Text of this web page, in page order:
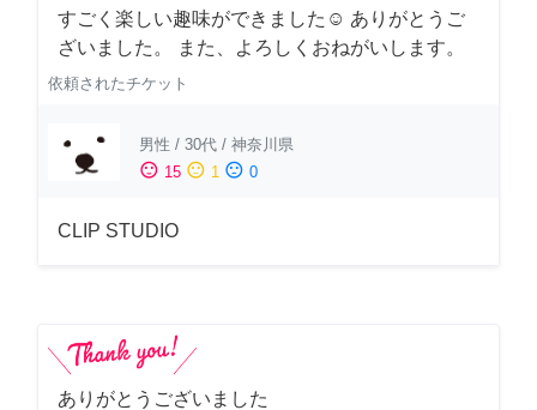
すごく楽しい趣味ができました☺︎ ありがとうご
ざいました。 また、よろしくおねがいします。
依頼されたチケット
男性 / 30代 / 神奈川県
sentiment_satisfied 15 sentiment_neutral 1 sentiment_dissatisfied 0
CLIP STUDIO
ありがとうございました